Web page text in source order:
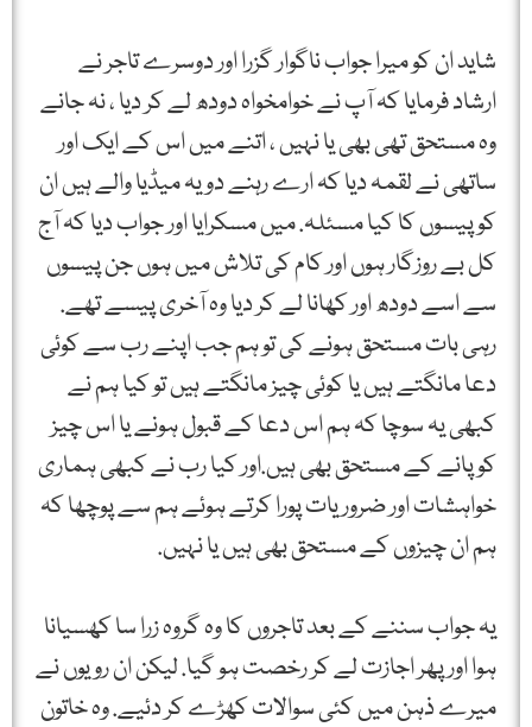
شاید ان کو میرا جواب ناگوار گزرا اور دوسرے تاجر نے
ارشاد فرمایا کہ آپ نے خوامخواہ دودھ لے کر دیا ، نہ جانے
وہ مستحق تھی بھی یا نہیں ، اتنے میں اس کے ایک اور
ساتھی نے لقمہ دیا کہ ارے رہنے دو یہ میڈیا والے ہیں ان
کو پیسوں کا کیا مسئلہ. میں مسکرایا اور جواب دیا کہ آج
کل بے روزگار ہوں اور کام کی تلاش میں ہوں جن پیسوں
سے اسے دودھ اور کھانا لے کر دیا وہ آخری پیسے تھے.
رہی بات مستحق ہونے کی تو ہم جب اپنے رب سے کوئی
دعا مانگتے ہیں یا کوئی چیز مانگتے ہیں تو کیا ہم نے
کبھی یہ سوچا کہ ہم اس دعا کے قبول ہونے یا اس چیز
کو پانے کے مستحق بھی ہیں.اور کیا رب نے کبھی ہماری
خواہشات اور ضروریات پورا کرتے ہوئے ہم سے پوچھا کہ
ہم ان چیزوں کے مستحق بھی ہیں یا نہیں.
یہ جواب سننے کے بعد تاجروں کا وہ گروہ زرا سا کھسیانا
ہوا اور پھر اجازت لے کر رخصت ہو گیا. لیکن ان رویوں نے
میرے ذہن میں کئی سوالات کھڑے کر دئیے. وہ خاتون